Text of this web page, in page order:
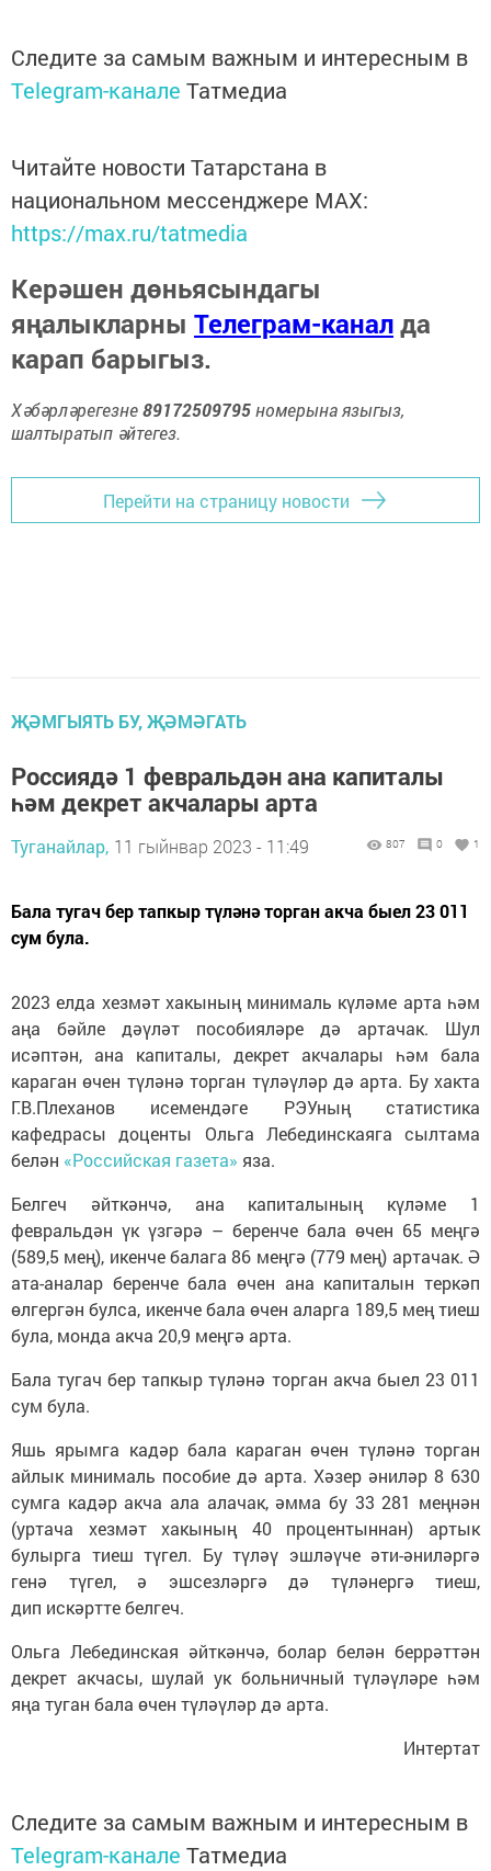
Следите за самым важным и интересным в
Telegram-канале Татмедиа
Читайте новости Татарстана в
национальном мессенджере MАХ:
https://max.ru/tatmedia
Керәшен дөньясындагы
яңалыкларны Телеграм-каналда
карап барыгыз.
Хәбәрләрегезне89172509795номерына языгыз,
шалтыратып әйтегез.
Перейти на страницу новости
ҖӘМГЫЯТЬ БУ, ҖӘМӘГАТЬ
Россиядә 1 февральдән ана капиталы
һәм декрет акчалары арта
Туганайлар, 11 гыйнвар 2023 - 11:49 807 0 1
Бала тугач бер тапкыр түләнә торган акча быел 23 011
сум була.
2023 елда хезмәт хакының минималь күләме арта һәм
аңа бәйле дәүләт пособияләре дә артачак. Шул
исәптән, ана капиталы, декрет акчалары һәм бала
караган өчен түләнә торган түләүләр дә арта. Бу хакта
Г.В.Плеханов исемендәге РЭУның статистика
кафедрасы доценты Ольга Лебединскаяга сылтама
белән «Российская газета» яза.
Белгеч әйткәнчә, ана капиталының күләме 1
февральдән үк үзгәрә – беренче бала өчен 65 меңгә
(589,5 мең), икенче балага 86 меңгә (779 мең) артачак. Ә
ата-аналар беренче бала өчен ана капиталын теркәп
өлгергән булса, икенче бала өчен аларга 189,5 мең тиеш
була, монда акча 20,9 меңгә арта.
Бала тугач бер тапкыр түләнә торган акча быел 23 011
сум була.
Яшь ярымга кадәр бала караган өчен түләнә торган
айлык минималь пособие дә арта. Хәзер әниләр 8 630
сумга кадәр акча ала алачак, әмма бу 33 281 меңнән
(уртача хезмәт хакының 40 процентыннан) артык
булырга тиеш түгел. Бу түләү эшләүче әти-әниләргә
генә түгел, ә эшсезләргә дә түләнергә тиеш,
дип искәртте белгеч.
Ольга Лебединская әйткәнчә, болар белән беррәттән
декрет акчасы, шулай ук больничный түләүләре һәм
яңа туган бала өчен түләүләр дә арта.
Интертат
Следите за самым важным и интересным в
Telegram-канале Татмедиа